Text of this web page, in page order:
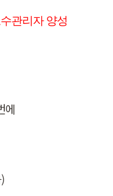
관리자 양성
에